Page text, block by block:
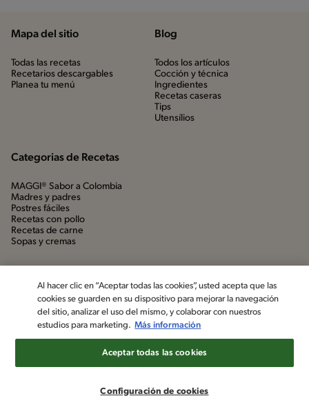
Mapa del sitio
Todas las recetas
Recetarios descargables
Planea tu menú
Blog
Todos los artículos
Cocción y técnica
Ingredientes
Recetas caseras
Tips
Utensílios
Categorias de Recetas
MAGGI® Sabor a Colombia
Madres y padres
Postres fáciles
Recetas con pollo
Recetas de carne
Sopas y cremas
©2022, Nestlé. Marcas registradas por Société dels Produits Nestlé,
Al hacer clic en “Aceptar todas las cookies”, usted acepta que las
cookies se guarden en su dispositivo para mejorar la navegación
del sitio, analizar el uso del mismo, y colaborar con nuestros
estudios para marketing. Más información
Configuración de cookies
Aceptar todas las cookies